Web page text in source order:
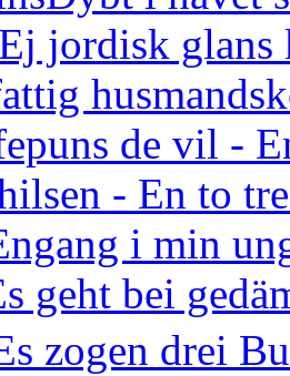
Ej jordisk glans
de vil -
- En to
i min
geht bei
zogen drei